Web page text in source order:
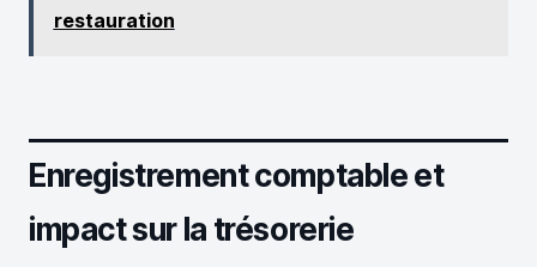
restauration
Enregistrement comptable et
impact sur la trésorerie